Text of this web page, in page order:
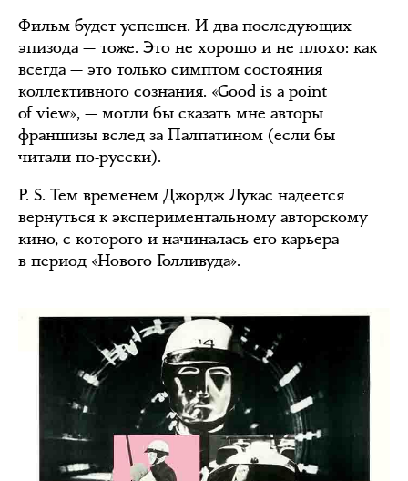
Фильм будет успешен. И два последующих
эпизода — тоже. Это не хорошо и не плохо: как
всегда — это только симптом состояния
коллективного сознания. «Good is a point
of view», — могли бы сказать мне авторы
франшизы вслед за Палпатином (если бы
читали по-русски).
P. S. Тем временем Джордж Лукас надеется
вернуться к экспериментальному авторскому
кино, с которого и начиналась его карьера
в период «Нового Голливуда».